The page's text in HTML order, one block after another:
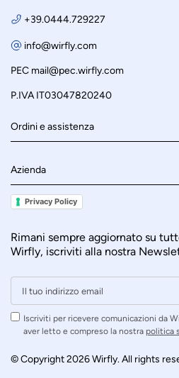
+39.0444.729227
info@wirfly.com
PEC mail@pec.wirfly.com
P.IVA IT03047820240
Ordini e assistenza
Azienda
Privacy Policy
Rimani sempre aggiornato su
Wirfly, iscriviti alla nostra
Iscriviti per ricevere comunicazioni da
aver letto e compreso la nostra politica
© Copyright 2026 Wirfly. All rights